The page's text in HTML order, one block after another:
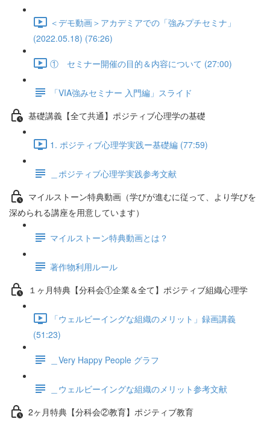
＜デモ動画＞アカデミアでの「強みプチセミナ」
(2022.05.18) (76:26)
① セミナー開催の目的＆内容について (27:00)
「VIA強みセミナー 入門編」スライド
基礎講義【全て共通】ポジティブ心理学の基礎
1. ポジティブ心理学実践ー基礎編 (77:59)
＿ポジティブ心理学実践参考文献
マイルストーン特典動画（学びが進むに従って、より学びを
深められる講座を用意しています）
マイルストーン特典動画とは？
著作物利用ルール
１ヶ月特典【分科会①企業＆全て】ポジティブ組織心理学
「ウェルビーイングな組織のメリット」録画講義
(51:23)
＿Very Happy People グラフ
＿ウェルビーイングな組織のメリット参考文献
2ヶ月特典【分科会②教育】ポジティブ教育